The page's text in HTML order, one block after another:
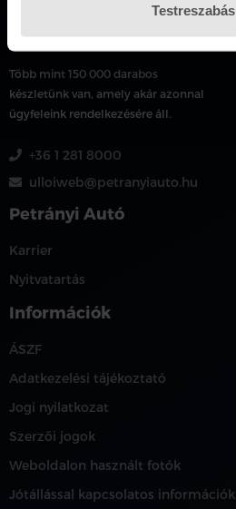
Testreszabás
Több mint 150 000 darabos
készletünk van, amely akár azonnal
ügyfeleink rendelkezésére áll.
+36 1 281 8000
ulloiweb@petranyiauto.hu
Petrányi Autó
Karrier
Nyitvatartás
Információk
ÁSZF
Adatkezelési tájékoztató
Jogi nyilatkozat
Szerzői jogok
Weboldalon használt fotók
Jótállással kapcsolatos információk